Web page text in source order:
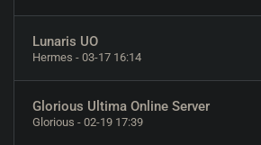
Lunaris UO
Hermes - 03-17 16:14
Glorious Ultima Online Server
Glorious - 02-19 17:39